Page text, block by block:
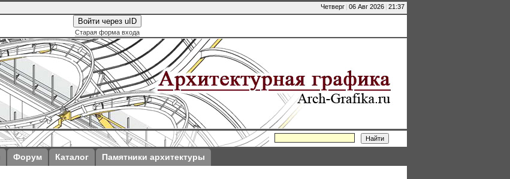
Четверг | 06 Авг 2026 | 21:37
Войти через uID
Старая форма входа
Форум Каталог Памятники архитектуры